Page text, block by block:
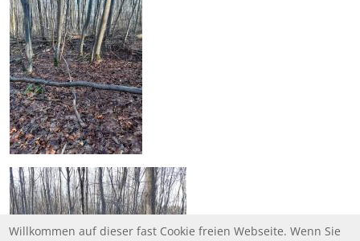
Willkommen auf dieser fast Cookie freien Webseite. Wenn Sie